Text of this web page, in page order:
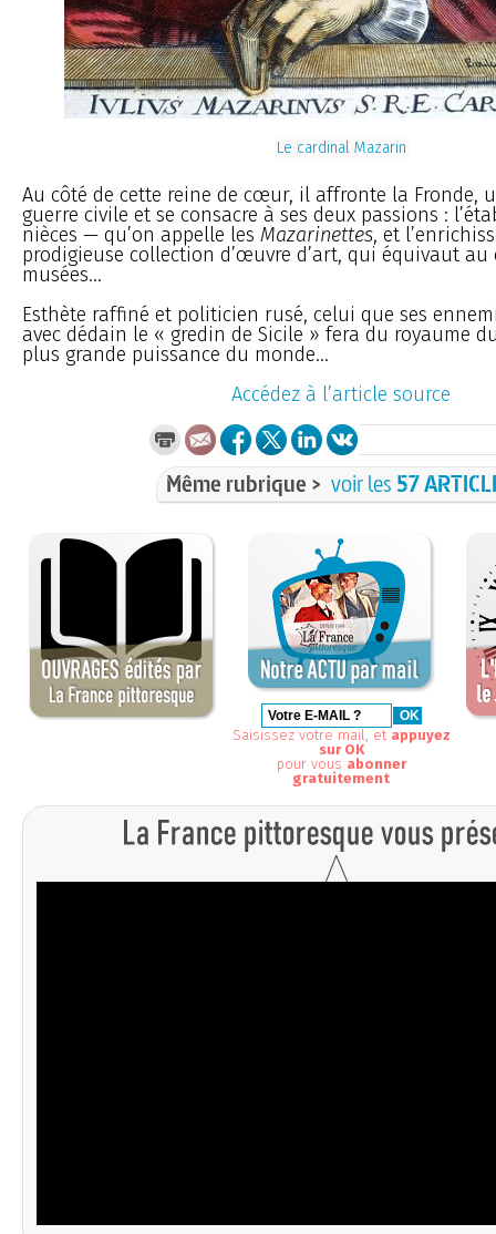
Le cardinal Mazarin
Au côté de cette reine de cœur, il affronte la Fronde,
guerre civile et se consacre à ses deux passions :
nièces — qu’on appelle les Mazarinettes, et
prodigieuse collection d’œuvre d’art, qui équivaut
musées...
Esthète raffiné et politicien rusé, celui que ses
avec dédain le « gredin de Sicile » fera du royaume
plus grande puissance du monde...
Accédez à l’article source
Même rubrique > voir les 57
Saisissez votre mail, et appuyez
sur OK
pour vous abonner
gratuitement